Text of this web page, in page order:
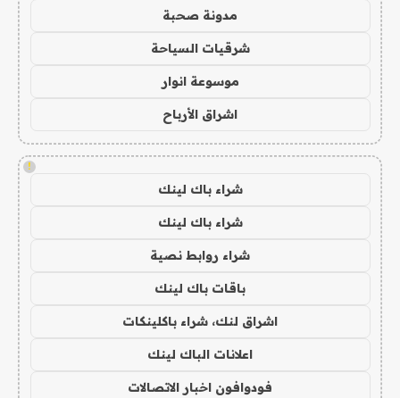
مدونة صحبة
شرقيات السياحة
موسوعة انوار
اشراق الأرباح
!
شراء باك لينك
شراء باك لينك
شراء روابط نصية
باقات باك لينك
اشراق لنك، شراء باكلينكات
اعلانات الباك لينك
فودوافون اخبار الاتصالات